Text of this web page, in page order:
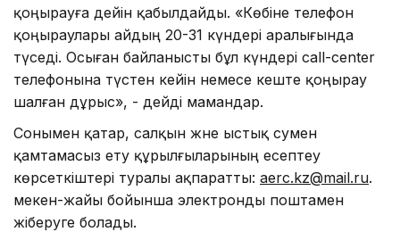
қоңырауға дейін қабылдайды. «Көбіне телефон
қоңыраулары айдың 20-31 күндері аралығында
түседі. Осыған байланысты бұл күндері call-center
телефонына түстен кейін немесе кеште қоңырау
шалған дұрыс», - дейді мамандар.
Сонымен қатар, салқын және ыстық сумен
қамтамасыз ету құрылғыларының есептеу
көрсеткіштері туралы ақпаратты: aerc.kz@mail.ru.
мекен-жайы бойынша электронды поштамен
жіберуге болады.